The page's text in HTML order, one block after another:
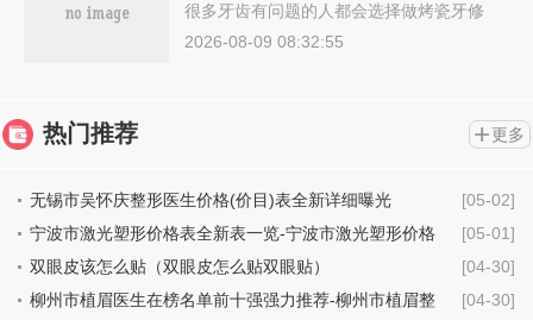
很多牙齿有问题的人都会选择做烤瓷牙修
复，…
2026-08-09 08:32:55
热门推荐 更多
[05-02]
无锡市吴怀庆整形医生价格(价目)表全新详细曝光
[05-01]
宁波市激光塑形价格表全新表一览-宁波市激光塑形价格
行情
[04-30]
双眼皮该怎么贴（双眼皮怎么贴双眼贴）
[04-30]
柳州市植眉医生在榜名单前十强强力推荐-柳州市植眉整